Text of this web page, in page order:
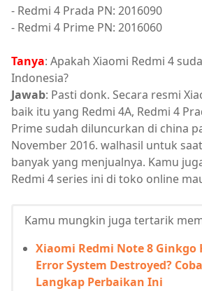
- Redmi 4 Prada PN: 2016090
- Redmi 4 Prime PN: 2016060
Tanya: Apakah Xiaomi Redmi 4
Indonesia?
Jawab: Pasti donk. Secara resmi
baik itu yang Redmi 4A, Redmi 4
Prime sudah diluncurkan di china
November 2016. walhasil untuk
banyak yang menjualnya. Kamu
Redmi 4 series ini di toko online
Kamu mungkin juga tertarik
Xiaomi Redmi Note 8 Ginkgo
Error System Destroyed?
Langkap Perbaikan Ini